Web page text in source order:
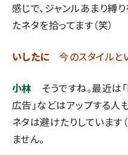
感じで、ジャンルあまり縛
たネタを拾ってます（笑）
いしたに今のスタイルと
小林 そうですね。最近は
広告」などはアップする人
ネタは避けたりしています
ません。